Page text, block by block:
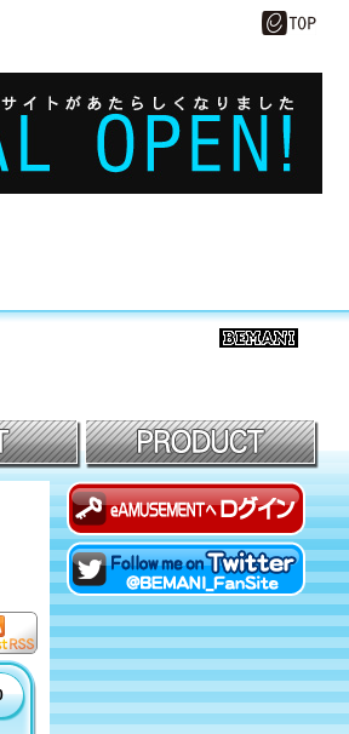
eAMUSEMENTにログイン
Twitterでファンサイトアカ
ウントをフォロー！
RS